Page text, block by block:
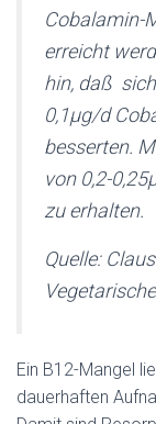
Cobalamin-
erreicht
hin, daß
0,1µg/d
besserten.
von 0,2-
zu erhalten.
Quelle:
Ein B12-Mangel
dauerhaften